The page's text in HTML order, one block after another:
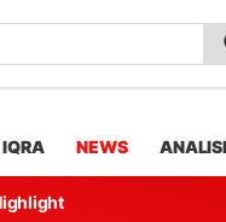
IQRA NEWS